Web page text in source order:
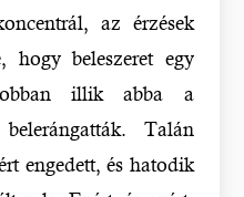
az érzések
hogy beleszeret egy
illik abba a
Talán
engedett, és hatodik